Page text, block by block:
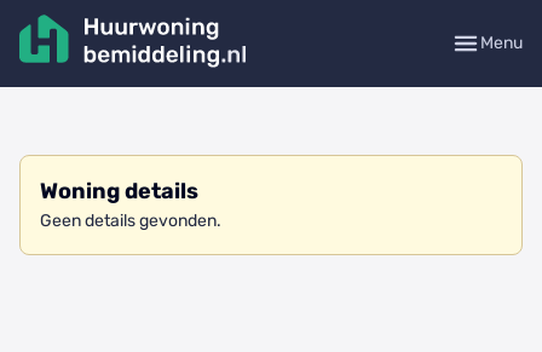
Menu
Woning details
Geen details gevonden.